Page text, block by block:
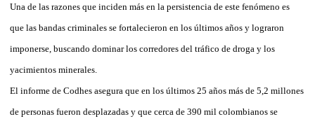
Una de las razones que inciden más en la persistencia de este fenómeno es
que las bandas criminales se fortalecieron en los últimos años y lograron
imponerse, buscando dominar los corredores del tráfico de droga y los
yacimientos minerales.
El informe de Codhes asegura que en los últimos 25 años más de 5,2 millones
de personas fueron desplazadas y que cerca de 390 mil colombianos se